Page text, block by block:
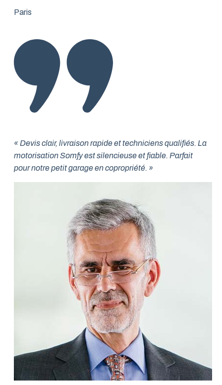
Paris
« Devis clair, livraison rapide et techniciens qualifiés. La
motorisation Somfy est silencieuse et fiable. Parfait
pour notre petit garage en copropriété. »